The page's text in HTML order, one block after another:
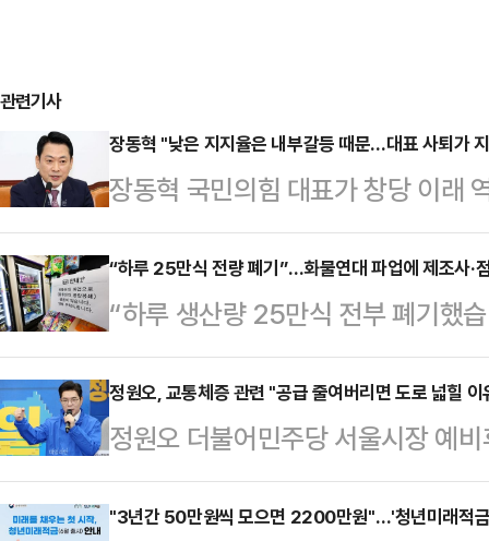
관련기사
장동혁 "낮은 지지율은 내부갈등 때문…대표 사퇴가
장동혁 국민의힘 대표가 창당 이래
율과 관련해 "내부 갈등들로 인해
당 지지율이 낮은 원인 중 하나"라
기자 간담회를 열고 당 지지율 하
율이 15% 머물렀다는 여론조사 결
다른 여론조사 추이와는 조금 결이
앞서 엠브레인퍼블릭·케이스탯리
일 휴대전화 가상…
“하루 25만식 전량 폐기”…화물연대 파업에 제조사·점
“하루 생산량 25만식 전부 폐기했
로 구조적 손실이 현실화되고 있다.
단됐고, 제조사 생산도 멈췄다. 이
이어지며 피해가 눈덩이처럼 불어
를 호소 중이다.BGF푸드 공장 관
“지난 17일 삼각김밥과 샌드위치,
정원오, 교통체증 관련 "공급 줄여버리면 도로 넓힐 이
정원오 더불어민주당 서울시장 예
신 '자동차 공급 축소'를 제시해 논
예비후보는 지난 22일 서울 중구
"3년간 50만원씩 모으면 2200만원"…'청년미래적